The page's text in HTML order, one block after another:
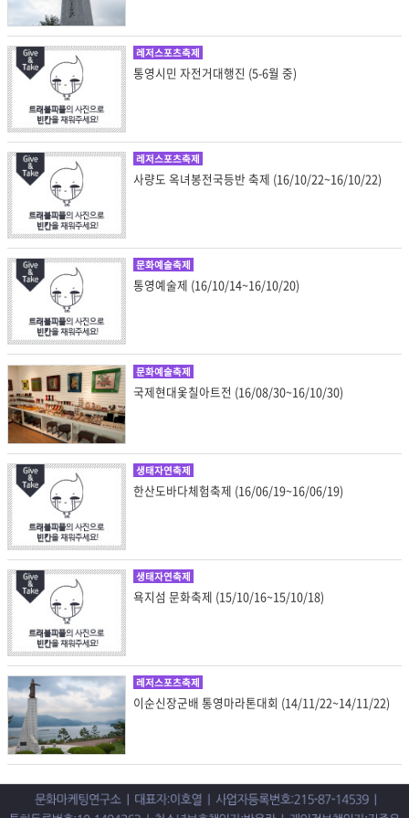
레저스포츠축제
통영시민 자전거대행진 (5-6월 중)
레저스포츠축제
사량도 옥녀봉전국등반 축제 (16/10/22~16/10/22)
문화예술축제
통영예술제 (16/10/14~16/10/20)
문화예술축제
국제현대옻칠아트전 (16/08/30~16/10/30)
생태자연축제
한산도바다체험축제 (16/06/19~16/06/19)
생태자연축제
욕지섬 문화축제 (15/10/16~15/10/18)
레저스포츠축제
이순신장군배 통영마라톤대회 (14/11/22~14/11/22)